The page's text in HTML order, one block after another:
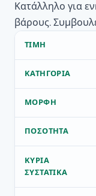
Κατάλληλο για
βάρους.
ΤΙΜΉ
ΚΑΤΗΓΟΡΊΑ
ΜΟΡΦΉ
ΠΟΣΌΤΗΤΑ
ΚΎΡΙΑ
ΣΥΣΤΑΤΙΚΆ